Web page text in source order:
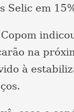
Selic em
na
à